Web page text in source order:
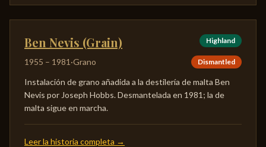
Ben Nevis (Grain) Highland
1955 – 1981 ·Grano Dismantled
Instalación de grano añadida a la destilería de malta Ben
Nevis por Joseph Hobbs. Desmantelada en 1981; la de
malta sigue en marcha.
Leer la historia completa →